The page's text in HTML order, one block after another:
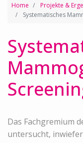
Home
Projekte &
Systematisches
Das Fachgremium
untersucht,